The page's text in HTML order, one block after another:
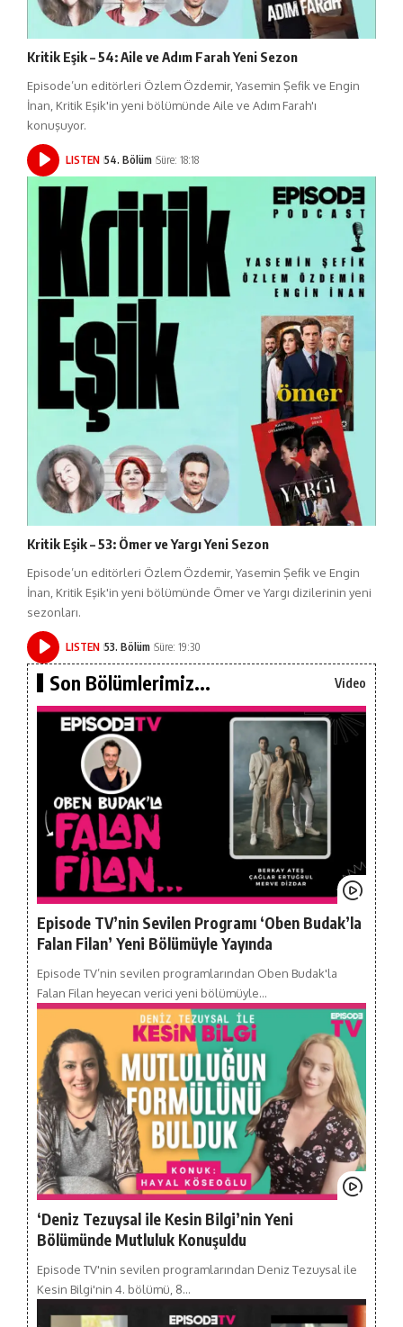
Kritik Eşik – 54: Aile ve Adım Farah Yeni Sezon
Episode’un editörleri Özlem Özdemir, Yasemin Şefik ve Engin
İnan, Kritik Eşik'in yeni bölümünde Aile ve Adım Farah'ı
konuşuyor.
LISTEN 54. Bölüm Süre: 18:18
Kritik Eşik – 53: Ömer ve Yargı Yeni Sezon
Episode’un editörleri Özlem Özdemir, Yasemin Şefik ve Engin
İnan, Kritik Eşik'in yeni bölümünde Ömer ve Yargı dizilerinin yeni
sezonları.
LISTEN 53. Bölüm Süre: 19:30
Son Bölümlerimiz... Video
Episode TV’nin Sevilen Programı ‘Oben Budak’la
Falan Filan’ Yeni Bölümüyle Yayında
Episode TV’nin sevilen programlarından Oben Budak'la
Falan Filan heyecan verici yeni bölümüyle…
‘Deniz Tezuysal ile Kesin Bilgi’nin Yeni
Bölümünde Mutluluk Konuşuldu
Episode TV'nin sevilen programlarından Deniz Tezuysal ile
Kesin Bilgi'nin 4. bölümü, 8…